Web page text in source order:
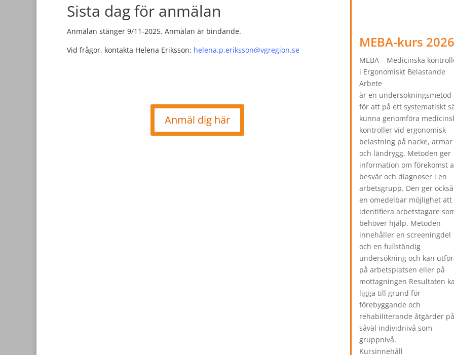
Sista dag för anmälan
Anmälan stänger 9/11-2025. Anmälan är bindande.
Vid frågor, kontakta Helena Eriksson: helena.p.eriksson@vgregion.se
Anmäl dig här
MEBA-kurs 2026
MEBA – Medicinska
i Ergonomiskt Belastande
Arbete
är en undersökningsmetod
för att på ett systematiskt
kunna genomföra
kontroller vid ergonomisk
belastning på nacke, armar
och ländrygg. Metoden ger
information om förekomst
besvär och diagnoser i en
arbetsgrupp. Den ger också
en omedelbar möjlighet att
identifiera arbetstagare
behöver hjälp. Metoden
innehåller en screeningdel
och en fullständig
undersökning och kan
på arbetsplatsen eller på
mottagningen Resultaten
ligga till grund för
förebyggande och
rehabiliterande åtgärder på
såväl individnivå som
gruppnivå.
Kursinnehåll